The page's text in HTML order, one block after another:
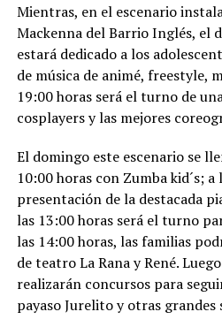
Mientras, en el escenario
Mackenna del Barrio Inglés, el
estará dedicado a los
de música de animé, freestyle,
19:00 horas será el turno de
cosplayers y las mejores
El domingo este escenario se
10:00 horas con Zumba kid´s;
presentación de la destacada
las 13:00 horas será el turno
las 14:00 horas, las familias
de teatro La Rana y René.
realizarán concursos para
payaso Jurelito y otras grandes